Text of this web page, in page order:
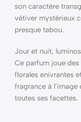
son caractère
vétiver mystérieux
presque tabou.
Jour et nuit,
Ce parfum joue
florales enivrantes
fragrance à
toutes ses facettes.